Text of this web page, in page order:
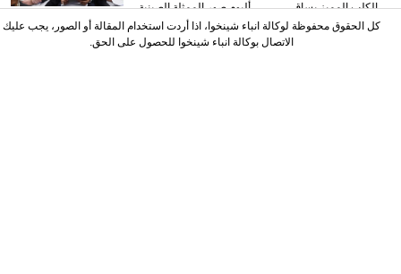
وسائل الإعلام الأجنبية
تولي اهتمامها بتقرير عمل
الحكومة
ألبوم صور الممثلة الصينية
سون تشيان
الكلب المميز يساق
السيارات
كل الحقوق محفوظة لوكالة انباء شينخوا، اذا أردت استخدام المقالة أو الصور، يجب عليك
الاتصال بوكالة انباء شينخوا للحصول على الحق.